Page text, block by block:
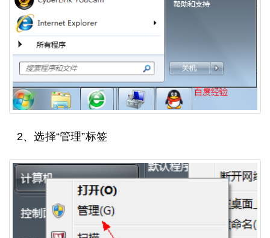
2、选择“管理”标签